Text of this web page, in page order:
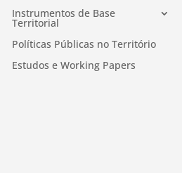
Instrumentos de Base
Territorial
Políticas Públicas no Território
Estudos e Working Papers